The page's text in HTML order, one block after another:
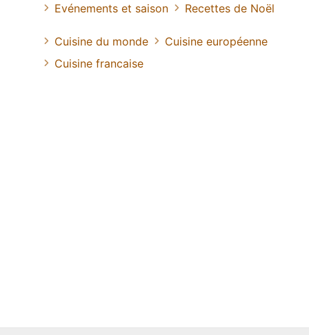
Evénements et saison
Recettes de Noël
Cuisine du monde
Cuisine européenne
Cuisine francaise